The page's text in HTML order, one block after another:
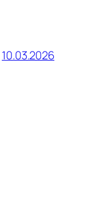
10.03.2026